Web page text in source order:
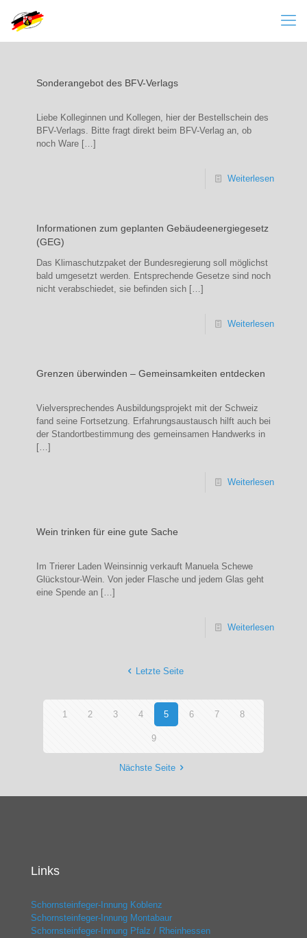
Sonderangebot des BFV-Verlags
Liebe Kolleginnen und Kollegen, hier der Bestellschein des
BFV-Verlags. Bitte fragt direkt beim BFV-Verlag an, ob
noch Ware […]
Weiterlesen
Informationen zum geplanten Gebäudeenergiegesetz
(GEG)
Das Klimaschutzpaket der Bundesregierung soll möglichst
bald umgesetzt werden. Entsprechende Gesetze sind noch
nicht verabschiedet, sie befinden sich […]
Weiterlesen
Grenzen überwinden – Gemeinsamkeiten entdecken
Vielversprechendes Ausbildungsprojekt mit der Schweiz
fand seine Fortsetzung. Erfahrungsaustausch hilft auch bei
der Standortbestimmung des gemeinsamen Handwerks in
[…]
Weiterlesen
Wein trinken für eine gute Sache
Im Trierer Laden Weinsinnig verkauft Manuela Schewe
Glückstour-Wein. Von jeder Flasche und jedem Glas geht
eine Spende an […]
Weiterlesen
Letzte Seite
1 2 3 4 5 6 7 8
9
Nächste Seite
Links
Schornsteinfeger-Innung Koblenz
Schornsteinfeger-Innung Montabaur
Schornsteinfeger-Innung Pfalz / Rheinhessen